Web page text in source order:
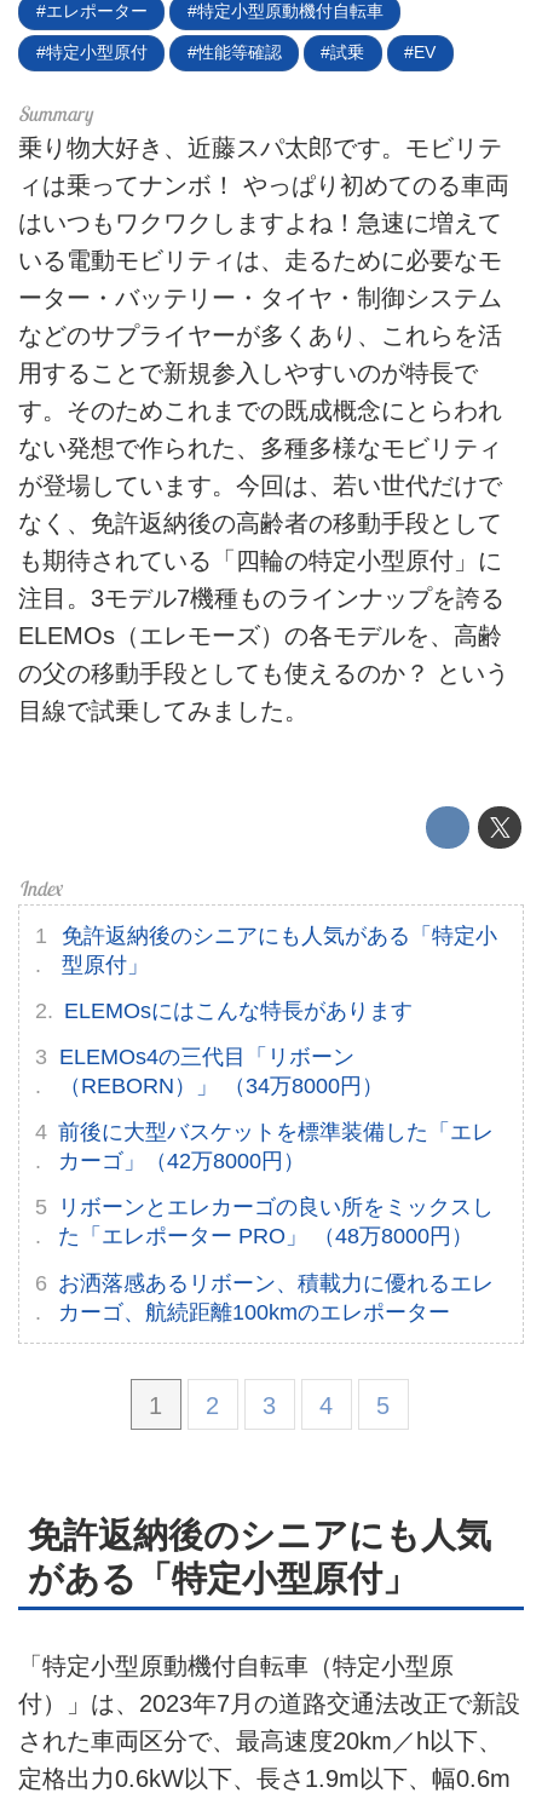
EV
電動バイク
電動キックボード
ライフスタイル
テクノロジー
このメディアについて
運営会社
利用規約
プライバシーポリシー
ライター名簿
お問い合せ
エレポーター 特定小型原動機付自転車
特定小型原付 性能等確認 試乗 EV
乗り物大好き、近藤スパ太郎です。モビリテ
ィは乗ってナンボ！ やっぱり初めてのる車両
はいつもワクワクしますよね！急速に増えて
いる電動モビリティは、走るために必要なモ
ーター・バッテリー・タイヤ・制御システム
などのサプライヤーが多くあり、これらを活
用することで新規参入しやすいのが特長で
す。そのためこれまでの既成概念にとらわれ
ない発想で作られた、多種多様なモビリティ
が登場しています。今回は、若い世代だけで
なく、免許返納後の高齢者の移動手段として
も期待されている「四輪の特定小型原付」に
注目。3モデル7機種ものラインナップを誇る
ELEMOs（エレモーズ）の各モデルを、高齢
の父の移動手段としても使えるのか？ という
目線で試乗してみました。
免許返納後のシニアにも人気がある「特定小
型原付」
ELEMOsにはこんな特長があります
ELEMOs4の三代目「リボーン
（REBORN）」 （34万8000円）
前後に大型バスケットを標準装備した「エレ
カーゴ」（42万8000円）
リボーンとエレカーゴの良い所をミックスし
た「エレポーター PRO」 （48万8000円）
お洒落感あるリボーン、積載力に優れるエレ
カーゴ、航続距離100kmのエレポーター
1 2 3 4 5
免許返納後のシニアにも人気
がある「特定小型原付」
「特定小型原動機付自転車（特定小型原
付）」は、2023年7月の道路交通法改正で新設
された車両区分で、最高速度20km／h以下、
定格出力0.6kW以下、長さ1.9m以下、幅0.6m